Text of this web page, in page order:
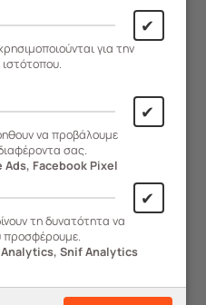
Ασφάλεια
Συναλλαγών
Στις συναλλαγές
και στα
δεδομένα
✔
για την
ιστότοπου.
✔
να προβάλουμε
σας.
Ads, Facebook Pixel
✔
τη δυνατότητα να
προσφέρουμε.
Snif Analytics